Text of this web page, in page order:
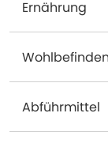
Ernährung
Wohlbefinden
Abführmittel